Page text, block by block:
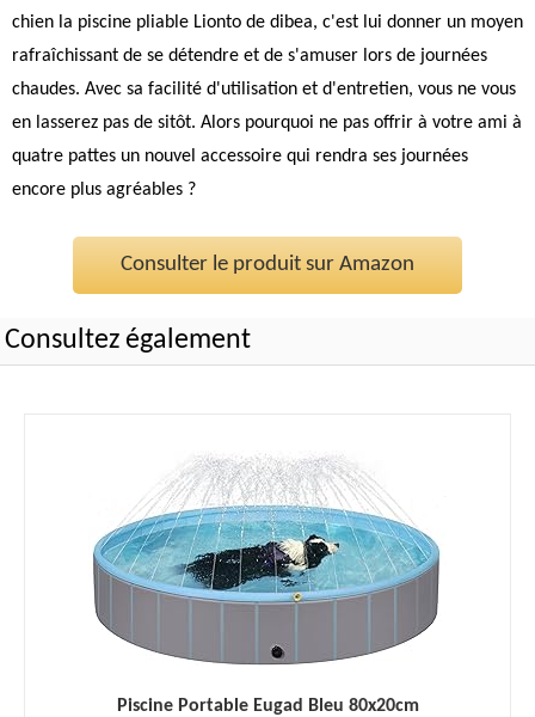
chien la piscine pliable Lionto de dibea, c'est lui donner un moyen
rafraîchissant de se détendre et de s'amuser lors de journées
chaudes. Avec sa facilité d'utilisation et d'entretien, vous ne vous
en lasserez pas de sitôt. Alors pourquoi ne pas offrir à votre ami à
quatre pattes un nouvel accessoire qui rendra ses journées
encore plus agréables ?
Consulter le produit sur Amazon
Consultez également
Piscine Portable Eugad Bleu 80x20cm